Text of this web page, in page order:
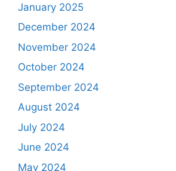
January 2025
December 2024
November 2024
October 2024
September 2024
August 2024
July 2024
June 2024
May 2024